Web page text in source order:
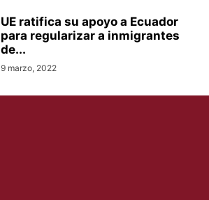
UE ratifica su apoyo a Ecuador
para regularizar a inmigrantes
de...
9 marzo, 2022